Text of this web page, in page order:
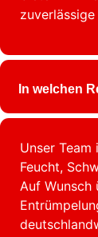
In welchen
Unser
Feucht,
Auf Wunsch